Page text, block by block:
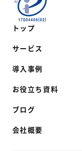
トップ
サービス
導入事例
お役立ち資料
ブログ
会社概要